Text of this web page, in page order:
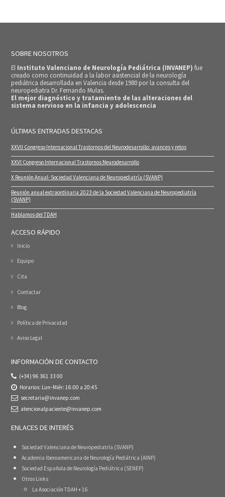
SOBRE NOSOTROS
El Instituto Valenciano de Neurología Pediátrica (INVANEP) fue
creado como continuidad a la labor asistencial de la neurología
pediátrica desarrollada en Valencia desde 1980 por la consulta del
neuropediatra Dr. Fernando Mulas.
El mejor diagnóstico y tratamiento de las alteraciones del
sistema nervioso en la infancia y adolescencia
ÚLTIMAS ENTRADAS DESTACAS
XXVII Congreso Internacional Trastornos del Neurodesarrollo: avances y retos
XXVI Congreso Internacional Trastornos Neurodesarrollo
X Reunión Anual- Sociedad Valenciana de Neuropediatría (SVANP)
Reunión anual extraordinaria 2023 de la Sociedad Valenciana de Neuropediatría
(SVANP)
Hablamos del TDAH
ACCESO RÁPIDO
Inicio
Equipo
Cita
Contactar
Blog
Política de Privacidad
Aviso Legal
INFORMACIÓN DE CONTACTO
(+34) 96 361 33 00
Horarios: Lun–Miér: 16:00 a 20:45
secretaria@invanep.com
atencionalpaciente@invanep.com
ENLACES DE INTERÉS
Sociedad Valenciana de Neuropediatría (SVANP)
Academia Iberoamericana de Neurología Pediátrica (AINP)
Sociedad Española de Neurología Pediátrica (SENEP)
Otros Links
La Asociación TDAH + 16